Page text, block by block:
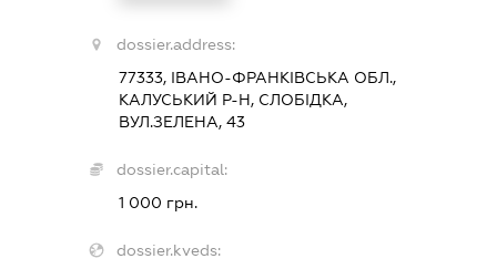
dossier.address:
77333, ІВАНО-ФРАНКІВСЬКА ОБЛ.,
КАЛУСЬКИЙ Р-Н, СЛОБІДКА,
ВУЛ.ЗЕЛЕНА, 43
dossier.capital:
1 000 грн.
dossier.kveds: